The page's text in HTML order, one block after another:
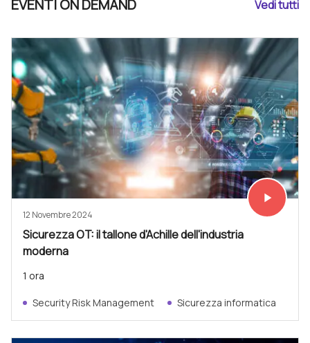
EVENTI ON DEMAND Vedi tutti
Vedi subito
play_arrow
12 Novembre 2024
Sicurezza OT: il tallone d'Achille dell'industria
moderna
1 ora
Security Risk Management Sicurezza informatica